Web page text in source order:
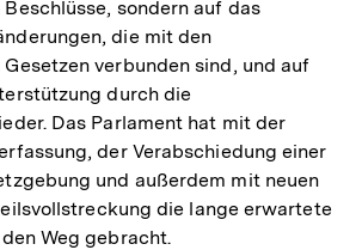
sondern auf das
die mit den
verbunden sind, und auf
durch die
Das Parlament hat mit der
der Verabschiedung einer
und außerdem mit neuen
die lange erwartete
Weg gebracht.